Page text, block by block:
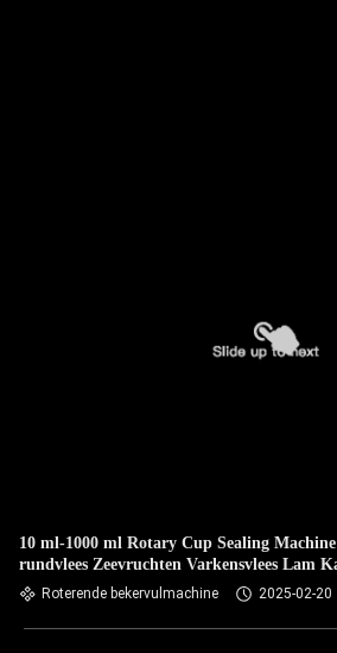
10 ml-1000 ml Rotary Cup Sealing
rundvlees Zeevruchten Varkensvlees Lam
Roterende bekervulmachine 2025-02-20